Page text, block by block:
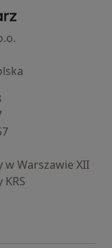
- Strona główna
w Warszawie XII